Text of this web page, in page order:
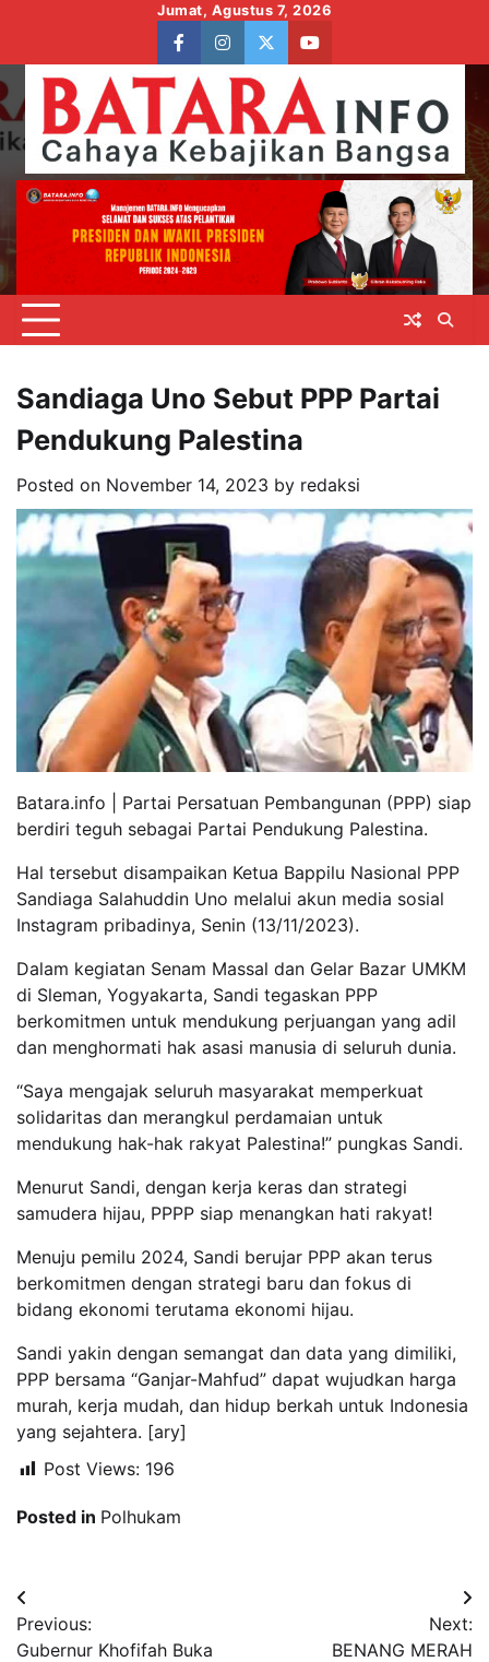
content
Jumat, Agustus 7, 2026
facebookinstagram
twitteryoutube
Sandiaga Uno Sebut PPP Partai
Pendukung Palestina
Posted on November 14, 2023 by redaksi
Batara.info | Partai Persatuan Pembangunan (PPP) siap
berdiri teguh sebagai Partai Pendukung Palestina.
Hal tersebut disampaikan Ketua Bappilu Nasional PPP
Sandiaga Salahuddin Uno melalui akun media sosial
Instagram pribadinya, Senin (13/11/2023).
Dalam kegiatan Senam Massal dan Gelar Bazar UMKM
di Sleman, Yogyakarta, Sandi tegaskan PPP
berkomitmen untuk mendukung perjuangan yang adil
dan menghormati hak asasi manusia di seluruh dunia.
“Saya mengajak seluruh masyarakat memperkuat
solidaritas dan merangkul perdamaian untuk
mendukung hak-hak rakyat Palestina!” pungkas Sandi.
Menurut Sandi, dengan kerja keras dan strategi
samudera hijau, PPPP siap menangkan hati rakyat!
Menuju pemilu 2024, Sandi berujar PPP akan terus
berkomitmen dengan strategi baru dan fokus di
bidang ekonomi terutama ekonomi hijau.
Sandi yakin dengan semangat dan data yang dimiliki,
PPP bersama “Ganjar-Mahfud” dapat wujudkan harga
murah, kerja mudah, dan hidup berkah untuk Indonesia
yang sejahtera. [ary]
Post Views: 196
Posted in Polhukam
Navigasi
pos
Previous:
Gubernur Khofifah Buka
Next:
BENANG MERAH